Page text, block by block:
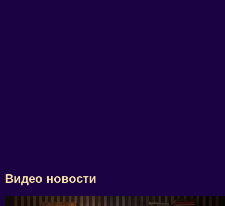
Видео новости